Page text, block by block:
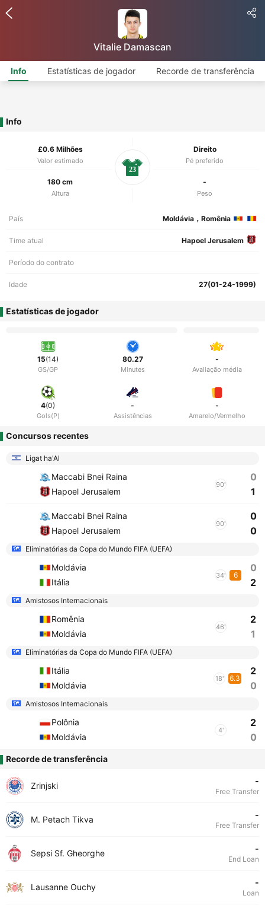
Vitalie Damascan
Info Estatísticas de jogador Recorde de transferência
Info
£0.6 Milhões
Valor estimado
Direito
Pé preferido
180 cm
Altura
-
Peso
23
País Moldávia，Romênia
Time atual Hapoel Jerusalem
Período do contrato
Idade 27(01-24-1999)
Estatísticas de jogador
15(14)
GS/GP
80.27
Minutes
-
Avaliação média
4(0)
Gols(P)
-
Assistências
-
Amarelo/Vermelho
Concursos recentes
Ligat ha'Al
Maccabi Bnei Raina
Hapoel Jerusalem
90'
0
1
Maccabi Bnei Raina
Hapoel Jerusalem
90'
0
0
Eliminatórias da Copa do Mundo FIFA (UEFA)
Moldávia
Itália
34' 6
0
2
Amistosos Internacionais
Romênia
Moldávia
46'
2
1
Eliminatórias da Copa do Mundo FIFA (UEFA)
Itália
Moldávia
18' 6.3
2
0
Amistosos Internacionais
Polônia
Moldávia
4'
2
0
Recorde de transferência
Zrinjski -
Free Transfer
M. Petach Tikva -
Free Transfer
Sepsi Sf. Gheorghe -
End Loan
Lausanne Ouchy -
Loan